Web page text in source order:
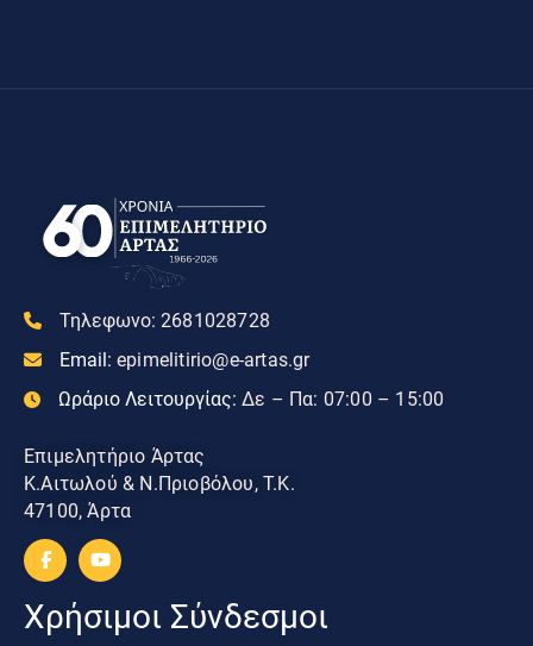
Τηλεφωνο: 2681028728
Email: epimelitirio@e-artas.gr
Ωράριο Λειτουργίας: Δε – Πα: 07:00 – 15:00
Επιμελητήριο Άρτας
Κ.Αιτωλού & Ν.Πριοβόλου, Τ.Κ.
47100, Άρτα
Χρήσιμοι Σύνδεσμοι